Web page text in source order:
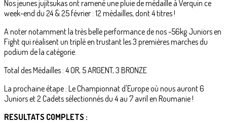
Nos jeunes jujitsukas ont ramené une pluie de médaille à Verquin ce
week-end du 24 & 25 février : 12 médailles, dont 4 titres !
A noter notamment la très belle performance de nos -56kg Juniors en
Fight qui réalisent un triplé en trustant les 3 premières marches du
podium de la catégorie.
Total des Médailles : 4 OR, 5 ARGENT, 3 BRONZE
La prochaine étape : Le Championnat d'Europe où nous auront 6
Juniors et 2 Cadets sélectionnés du 4 au 7 avril en Roumanie !
RESULTATS COMPLETS :